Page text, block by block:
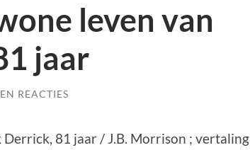
leven van
jaar
REACTIES
81 jaar / J.B. Morrison ; vertaling